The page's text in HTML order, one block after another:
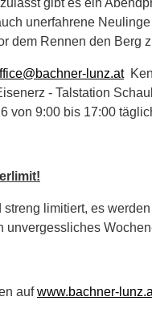
unerfahrene
dem Rennen den Berg
lunz.at
- Talstation
von 9:00 bis 17:00
streng limitiert, es
unvergessliches
aufwww.bachner-